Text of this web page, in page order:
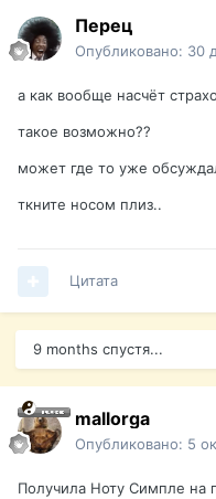
Перец
Опубликовано: 30
а как вообще насчёт
такое возможно??
может где то уже
ткните носом плиз..
Цитата
9 months спустя...
mallorga
Опубликовано: 5
Получила Ноту Симпле на